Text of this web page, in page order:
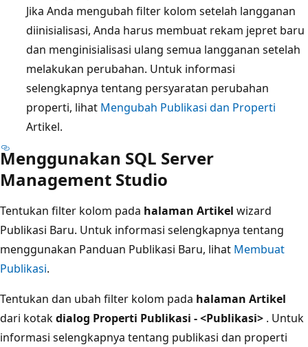
Jika Anda mengubah filter kolom setelah langganan
diinisialisasi, Anda harus membuat rekam jepret baru
dan menginisialisasi ulang semua langganan setelah
melakukan perubahan. Untuk informasi
selengkapnya tentang persyaratan perubahan
properti, lihat Mengubah Publikasi dan Properti
Artikel.
Menggunakan SQL Server
Management Studio
Tentukan filter kolom pada halaman Artikel wizard
Publikasi Baru. Untuk informasi selengkapnya tentang
menggunakan Panduan Publikasi Baru, lihat Membuat
Publikasi.
Tentukan dan ubah filter kolom pada halaman Artikel
dari kotakdialog Properti Publikasi - <Publikasi> . Untuk
informasi selengkapnya tentang publikasi dan properti